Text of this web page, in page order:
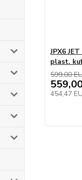
JPX6
plast.
599,00
454,47